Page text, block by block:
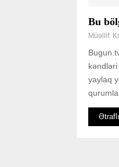
Bu
Müəllif:
yaylaq
Ətraflı